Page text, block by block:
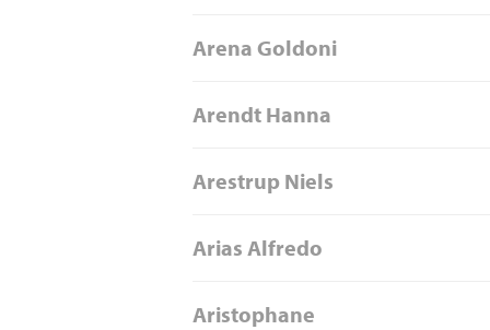
Arena Goldoni
Arendt Hanna
Arestrup Niels
Arias Alfredo
Aristophane